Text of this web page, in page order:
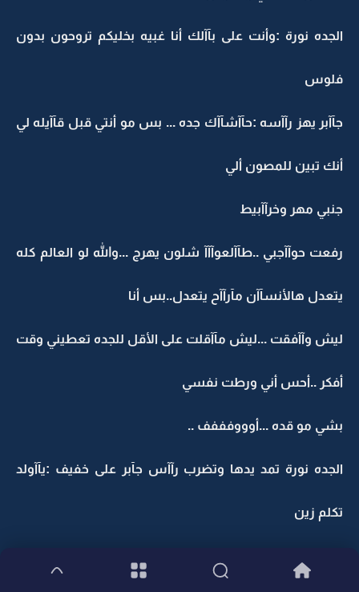
الجده نورة :وأنت على بآآلك أنا غبيه بخليكم تروحون بدون
فلوس
جآآبر يهز رآآسه :حآآشآآك جده ... بس مو أنتي قبل قآآيله لي
أنك تبين للمصون ألي
جنبي مهر وخرآآبيط
رفعت حوآآجبي ..طآآلعوآآآ شلون يهرج ...والله لو العالم كله
يتعدل هالأنسآآن مآرآآح يتعدل..بس أنا
ليش وآآفقت ...ليش مآآقلت على الأقل للجده تعطيني وقت
أفكر ..أحس أني ورطت نفسي
بشي مو قده ...أوووفففف ..
الجده نورة تمد يدها وتضرب رآآس جآبر على خفيف :يآآولد
تكلم زين